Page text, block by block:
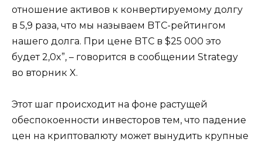
отношение активов к конвертируемому долгу
в 5,9 раза, что мы называем BTC-рейтингом
нашего долга. При цене BTC в $25 000 это
будет 2,0x”, – говорится в сообщении Strategy
во вторник X.
Этот шаг происходит на фоне растущей
обеспокоенности инвесторов тем, что падение
цен на криптовалюту может вынудить крупные